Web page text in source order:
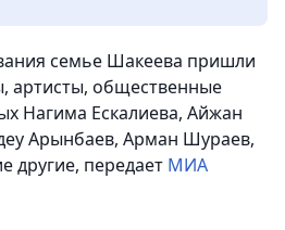
семье Шакеева пришли
артисты, общественные
Нагима Ескалиева, Айжан
Арынбаев, Арман Шураев,
другие, передает МИА